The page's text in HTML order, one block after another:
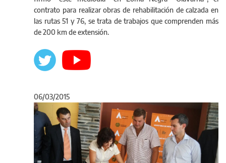
contrato para realizar obras de rehabilitación de calzada en
las rutas 51 y 76, se trata de trabajos que comprenden más
de 200 km de extensión.
06/03/2015
Anterior